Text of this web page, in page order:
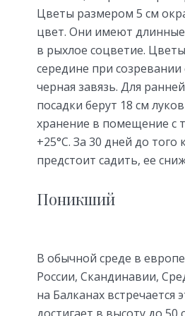
Цветы размером 5 см
цвет. Они имеют
в рыхлое соцветие.
середине при
черная завязь. Для
посадки берут 18 см
хранение в помещение с
+25°С. За 30 дней до того
предстоит садить, ее
Поникший
В обычной среде в
России, Скандинавии,
на Балканах встречается
достигает в высоту до 50